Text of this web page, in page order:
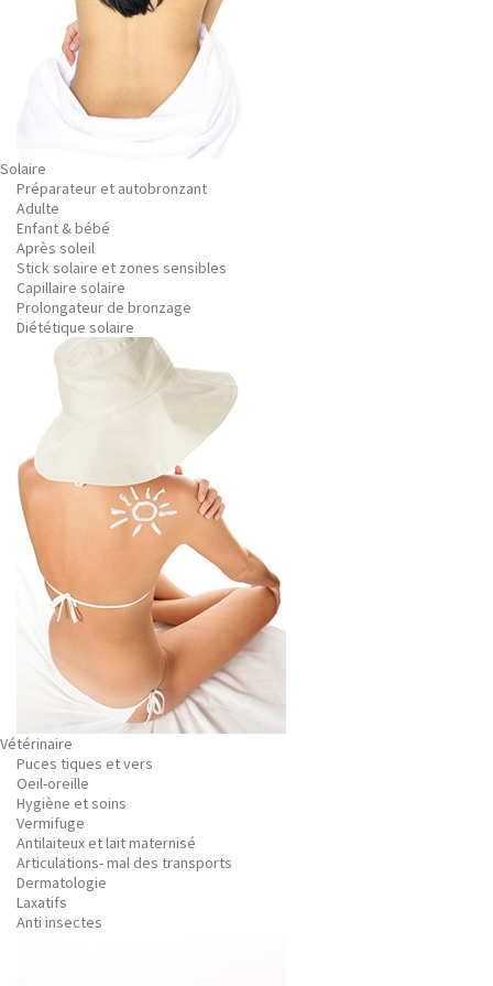
Solaire
Préparateur et autobronzant
Adulte
Enfant & bébé
Après soleil
Stick solaire et zones sensibles
Capillaire solaire
Prolongateur de bronzage
Diététique solaire
Vétérinaire
Puces tiques et vers
Oeil-oreille
Hygiène et soins
Vermifuge
Antilaiteux et lait maternisé
Articulations- mal des transports
Dermatologie
Laxatifs
Anti insectes